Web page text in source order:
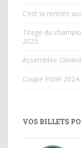
C’est la rentrée
Tirage du
2025
Assemblée
Coupe Potel
VOS BILLETS